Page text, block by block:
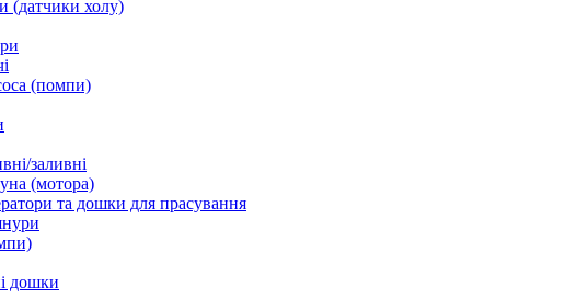
(датчики холу)
(помпи)
заливні
(мотора)
та дошки для прасування
дошки